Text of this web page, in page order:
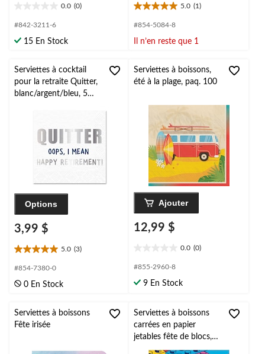
0.0 (0)
étoile(s)
5.
#842-3211-6
15 En Stock
5.0 (1)
5.0
étoile(s)
5.
évaluation
#854-5084-8
Il n’en reste que 1
Serviettes à cocktail
pour la retraite Quitter,
blanc/argent/bleu, 5
Options
3,99 $
5.0 (3)
5.0
étoile(s)
5.
évaluations
#854-7380-0
0 En Stock
Serviettes à boissons,
été à la plage, paq. 100
Ajouter
12,99 $
0.0 (0)
étoile(s)
5.
#855-2960-8
9 En Stock
Serviettes à boissons
Fête irisée
Serviettes à boissons
carrées en papier
jetables fête de blocs,
multicolore, 5 po, paq.